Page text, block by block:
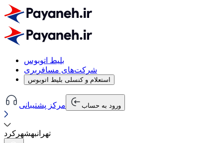
بلیط اتوبوس
شرکت‌های مسافربری
استعلام و کنسلی بلیط اتوبوس
مرکز پشتیبانی ورود به حساب
تهرانبهشهرکرد